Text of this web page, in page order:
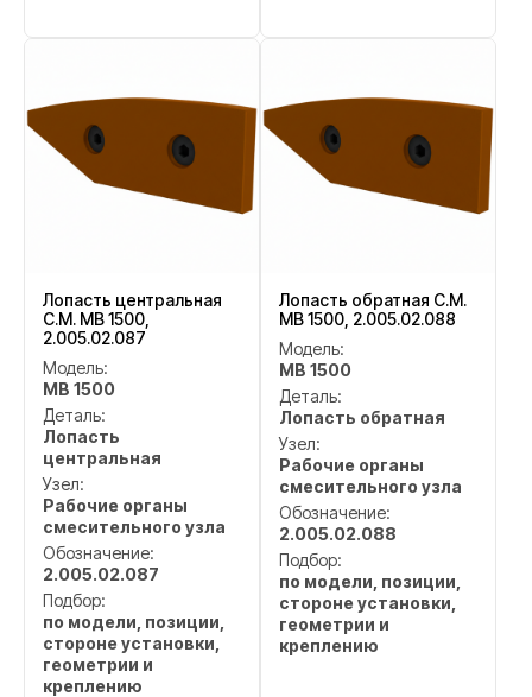
Лопасть центральная
C.M. MB 1500,
2.005.02.087
Модель:
MB 1500
Деталь:
Лопасть
центральная
Узел:
Рабочие органы
смесительного узла
Обозначение:
2.005.02.087
Подбор:
по модели, позиции,
стороне установки,
геометрии и
креплению
Лопасть обратная C.M.
MB 1500, 2.005.02.088
Модель:
MB 1500
Деталь:
Лопасть обратная
Узел:
Рабочие органы
смесительного узла
Обозначение:
2.005.02.088
Подбор:
по модели, позиции,
стороне установки,
геометрии и
креплению